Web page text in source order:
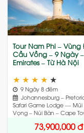
Tour Nam Phi –
Cầu Vồng – 9 Ngày
Emirates – Từ Hà Nội
★ ★ ★ ★ ★
9 Ngày 8 đêm
Johannesburg –
Safari Game Lodge –– Mũi
Vọng – Núi Bàn – Cape
73,900,000đ